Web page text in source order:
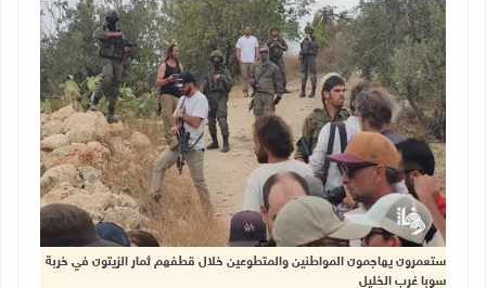
ستعمرون يهاجمون المواطنين والمتطوعين خلال قطفهم ثمار الزيتون في خربة
سوبا غرب الخليل